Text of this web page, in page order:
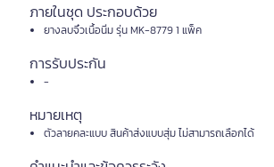
ภายในชุด ประกอบด้วย
ยางลบจิ๋วเนื้อนิ่ม รุ่น MK-8779 1 แพ็ค
การรับประกัน
-
หมายเหตุ
ตัวลายคละแบบ สินค้าส่งแบบสุ่ม ไม่สามารถเลือกได้